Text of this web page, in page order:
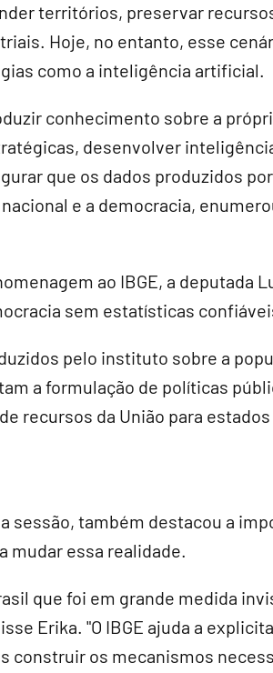
territórios, preservar
Hoje, no entanto, esse
como a inteligência artificial.
conhecimento sobre a
desenvolver
que os dados produzidos
e a democracia,
ao IBGE, a deputada
sem estatísticas
pelo instituto sobre a
a formulação de políticas
recursos da União para estados
sessão, também destacou a
mudar essa realidade.
que foi em grande medida
Erika. "O IBGE ajuda a
construir os mecanismos